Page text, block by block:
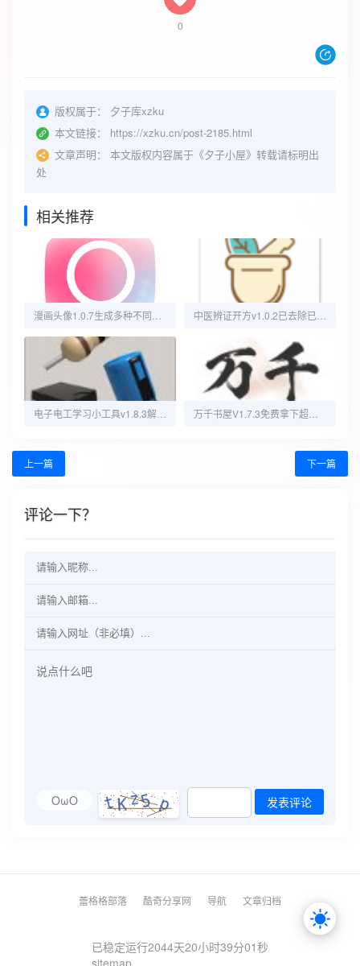
0
版权属于：
夕子库xzku
本文链接：
https://xzku.cn/post-2185.html
文章声明：
本文版权内容属于《夕子小屋》转载请标明出
处
相关推荐
上一篇 下一篇
评论一下？
OωO 发表评论
蕾格格部落 酷奇分享网 导航 文章归档
已稳定运行2044天20小时39分01秒
sitemap